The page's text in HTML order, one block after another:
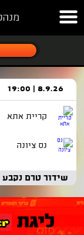
8.9.26 | 19:00
קריית אתא
נס ציונה
שידור טרם נקבע
ליגת